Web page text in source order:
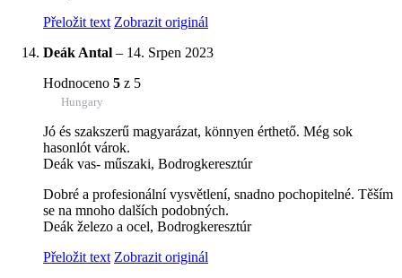
Přeložit text Zobrazit originál
Deák Antal – 14. Srpen 2023
Hodnoceno 5 z 5
Hungary
Jó és szakszerű magyarázat, könnyen érthető. Még sok
hasonlót várok.
Deák vas- műszaki, Bodrogkeresztúr
Dobré a profesionální vysvětlení, snadno pochopitelné. Těším
se na mnoho dalších podobných.
Deák železo a ocel, Bodrogkeresztúr
Přeložit text Zobrazit originál